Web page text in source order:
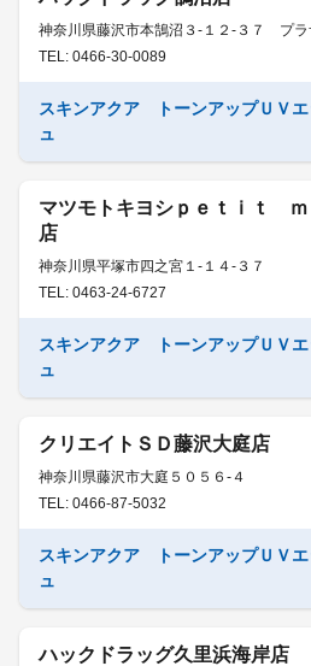
神奈川県藤沢市本鵠沼３-１２-３７ プラ
TEL: 0466-30-0089
スキンアクア トーンアップＵＶ
ュ
マツモトキヨシｐｅｔｉｔ ｍ
店
神奈川県平塚市四之宮１-１４-３７
TEL: 0463-24-6727
スキンアクア トーンアップＵＶ
ュ
クリエイトＳＤ藤沢大庭店
神奈川県藤沢市大庭５０５６-４
TEL: 0466-87-5032
スキンアクア トーンアップＵＶ
ュ
ハックドラッグ久里浜海岸店